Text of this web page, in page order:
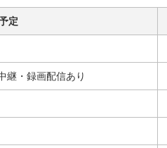
定
継・録画配信あり